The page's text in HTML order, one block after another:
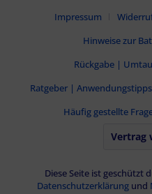
Impressum
Hinweise zur
Rückgabe |
Ratgeber |
Häufig gestellte
Vertrag
Diese Seite ist geschützt
Datenschutzerklärung und